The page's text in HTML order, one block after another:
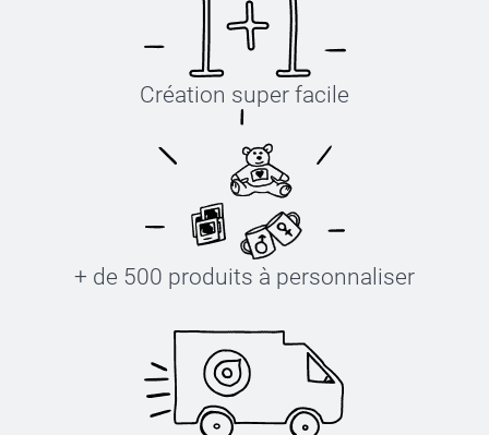
Création super facile
+ de 500 produits à personnaliser